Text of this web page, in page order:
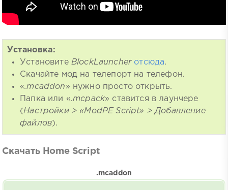
Установка:
Установите BlockLauncher отсюда.
Скачайте мод на телепорт на телефон.
«.mcaddon » нужно просто открыть.
Папка или «.mcpack» ставится в лаунчере
(Настройки > «ModPE Script» > Добавление
файлов).
Скачать Home Script
.mcaddon